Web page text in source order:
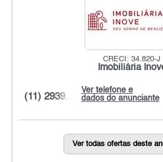
CRECI: 34.820-J
Imobiliária
Ver telefone e
dados do anunciante
(11) 2939...
Ver todas ofertas deste